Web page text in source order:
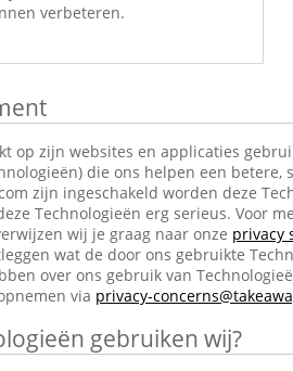
verbeteren.
op zijn websites en applicaties
die ons helpen een
zijn ingeschakeld worden deze
Technologieën erg serieus. Voor
wij je graag naar onze privacy
wat de door ons gebruikte
over ons gebruik van
via privacy-
gebruiken wij?